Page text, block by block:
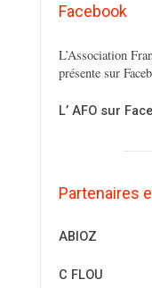
Facebook
L’Association
présente sur
L’ AFO sur
Partenaires
ABIOZ
C FLOU